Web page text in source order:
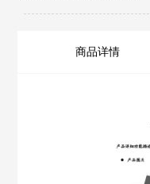
商品详情